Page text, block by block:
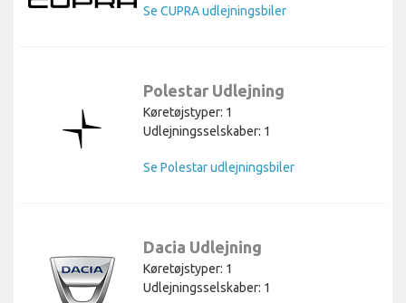
Se CUPRA udlejningsbiler
Polestar Udlejning
Køretøjstyper: 1
Udlejningsselskaber: 1
Se Polestar udlejningsbiler
Dacia Udlejning
Køretøjstyper: 1
Udlejningsselskaber: 1